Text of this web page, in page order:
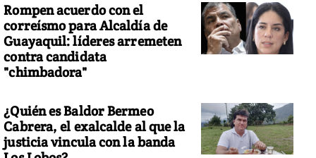
Rompen acuerdo con el
correísmo para Alcaldía de
Guayaquil: líderes arremeten
contra candidata
"chimbadora"
¿Quién es Baldor Bermeo
Cabrera, el exalcalde al que la
justicia vincula con la banda